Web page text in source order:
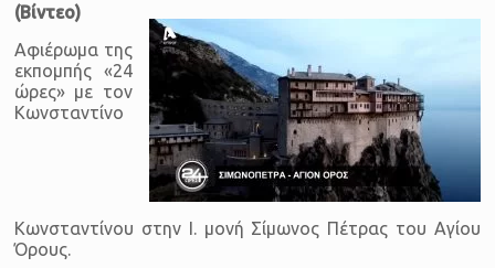
(Βίντεο)
Αφιέρωμα της
εκπομπής «24
ώρες» με τον
Κωνσταντίνο
Κωνσταντίνου στην Ι. μονή Σίμωνος Πέτρας του Αγίου
Όρους.